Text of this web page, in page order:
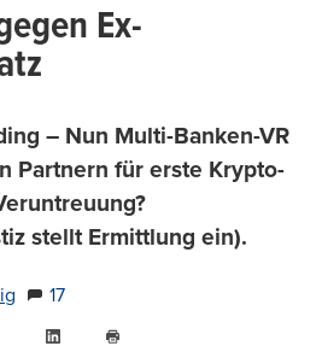
Ex-
– Nun Multi-Banken-VR
Partnern für erste Krypto-
stellt Ermittlung ein).
17
FacebookLinkedIn